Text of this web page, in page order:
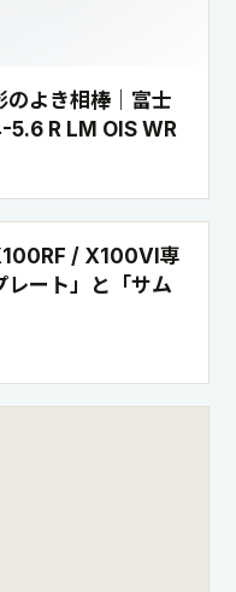
のよき相棒｜富士
R LM OIS WR
/ X100VI専
レート」と「サム